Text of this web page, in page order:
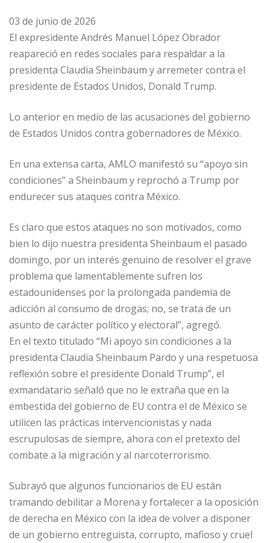
03 de junio de 2026
El expresidente Andrés Manuel López Obrador
reapareció en redes sociales para respaldar a la
presidenta Claudia Sheinbaum y arremeter contra el
presidente de Estados Unidos, Donald Trump.
Lo anterior en medio de las acusaciones del gobierno
de Estados Unidos contra gobernadores de México.
En una extensa carta, AMLO manifestó su “apoyo sin
condiciones” a Sheinbaum y reprochó a Trump por
endurecer sus ataques contra México.
Es claro que estos ataques no son motivados, como
bien lo dijo nuestra presidenta Sheinbaum el pasado
domingo, por un interés genuino de resolver el grave
problema que lamentablemente sufren los
estadounidenses por la prolongada pandemia de
adicción al consumo de drogas; no, se trata de un
asunto de carácter político y electoral”, agregó.
En el texto titulado “Mi apoyo sin condiciones a la
presidenta Claudia Sheinbaum Pardo y una respetuosa
reflexión sobre el presidente Donald Trump”, el
exmandatario señaló que no le extraña que en la
embestida del gobierno de EU contra el de México se
utilicen las prácticas intervencionistas y nada
escrupulosas de siempre, ahora con el pretexto del
combate a la migración y al narcoterrorismo.
Subrayó que algunos funcionarios de EU están
tramando debilitar a Morena y fortalecer a la oposición
de derecha en México con la idea de volver a disponer
de un gobierno entreguista, corrupto, mafioso y cruel